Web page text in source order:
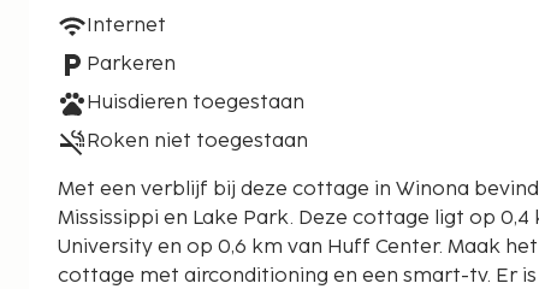
Internet
Parkeren
Huisdieren toegestaan
Roken niet toegestaan
Met een verblijf bij deze cottage in Winona
Mississippi en Lake Park. Deze cottage ligt op 0,4 km van Winona State
University en op 0,6 km van Huff Center. Maak
cottage met airconditioning en een smart-tv. Er